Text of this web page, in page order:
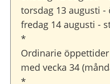
torsdag 13 augusti -
fredag 14 augusti -
*
Ordinarie
med vecka 34
*